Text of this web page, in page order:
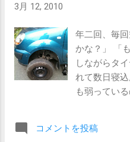
3月 12, 2010
年二回、毎
かな？」 「
しながらタ
れて数日寝
も弱ってい
コメントを投稿